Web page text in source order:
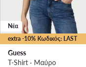
extra -10% Κωδικός: LAST
Νέα
Guess
T-Shirt · Μαύρο